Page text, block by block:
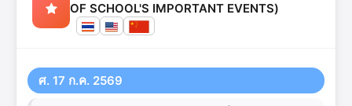
OF SCHOOL'S IMPORTANT EVENTS)
ศ. 17 ก.ค. 2569